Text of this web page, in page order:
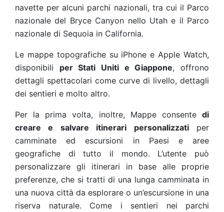
navette per alcuni parchi nazionali, tra cui il Parco
nazionale del Bryce Canyon nello Utah e il Parco
nazionale di Sequoia in California.
Le mappe topografiche su iPhone e Apple Watch,
disponibili per Stati Uniti e Giappone, offrono
dettagli spettacolari come curve di livello, dettagli
dei sentieri e molto altro.
Per la prima volta, inoltre, Mappe consente di
creare e salvare itinerari personalizzatiper
camminate ed escursioni in Paesi e aree
geografiche di tutto il mondo. L’utente può
personalizzare gli itinerari in base alle proprie
preferenze, che si tratti di una lunga camminata in
una nuova città da esplorare o un’escursione in una
riserva naturale. Come i sentieri nei parchi